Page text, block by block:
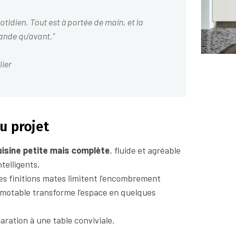
Tout est à portée de main, et la
qu’avant.”
projet
petite mais complète, fluide et agréable
finitions mates limitent l’encombrement
transforme l’espace en quelques
à une table conviviale.